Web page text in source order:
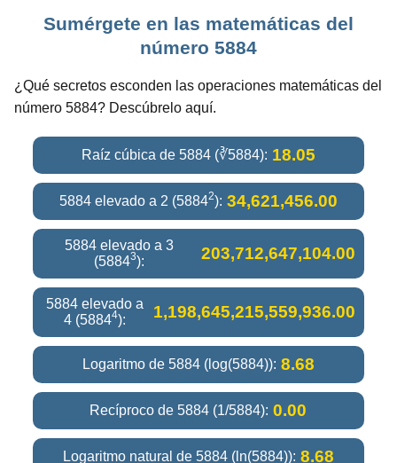
Sumérgete en las matemáticas del
número 5884
¿Qué secretos esconden las operaciones matemáticas del
número 5884? Descúbrelo aquí.
Raíz cúbica de 5884 (∛5884): 18.05
5884 elevado a 2 (58842): 34,621,456.00
5884 elevado a 3
(58843): 203,712,647,104.00
5884 elevado a
4 (58844): 1,198,645,215,559,936.00
Logaritmo de 5884 (log(5884)): 8.68
Recíproco de 5884 (1/5884): 0.00
Logaritmo natural de 5884 (ln(5884)): 8.68